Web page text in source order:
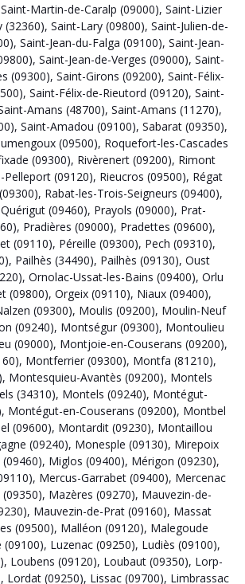
Saint-Martin-de-Caralp (09000), Saint-Lizier
(32360), Saint-Lary (09800), Saint-Julien-de-
, Saint-Jean-du-Falga (09100), Saint-Jean-
, Saint-Jean-de-Verges (09000), Saint-
(09300), Saint-Girons (09200), Saint-Félix-
, Saint-Félix-de-Rieutord (09120), Saint-
Amans (48700), Saint-Amans (11270),
, Saint-Amadou (09100), Sabarat (09350),
(09500), Roquefort-les-Cascades
(09300), Rivèrenert (09200), Rimont
Pelleport (09120), Rieucros (09500), Régat
, Rabat-les-Trois-Seigneurs (09400),
Quérigut (09460), Prayols (09000), Prat-
, Pradières (09000), Pradettes (09600),
(09110), Péreille (09300), Pech (09310),
, Pailhès (34490), Pailhès (09130), Oust
, Ornolac-Ussat-les-Bains (09400), Orlu
(09800), Orgeix (09110), Niaux (09400),
(09300), Moulis (09200), Moulin-Neuf
(09240), Montségur (09300), Montoulieu
(09000), Montjoie-en-Couserans (09200),
, Montferrier (09300), Montfa (81210),
, Montesquieu-Avantès (09200), Montels
(34310), Montels (09240), Montégut-
, Montégut-en-Couserans (09200), Montbel
(09600), Montardit (09230), Montaillou
(09240), Monesple (09130), Mirepoix
, Miglos (09400), Mérigon (09230),
, Mercus-Garrabet (09400), Mercenac
, Mazères (09270), Mauvezin-de-
, Mauvezin-de-Prat (09160), Massat
(09500), Malléon (09120), Malegoude
(09100), Luzenac (09250), Ludiès (09100),
, Loubens (09120), Loubaut (09350), Lorp-
, Lordat (09250), Lissac (09700), Limbrassac